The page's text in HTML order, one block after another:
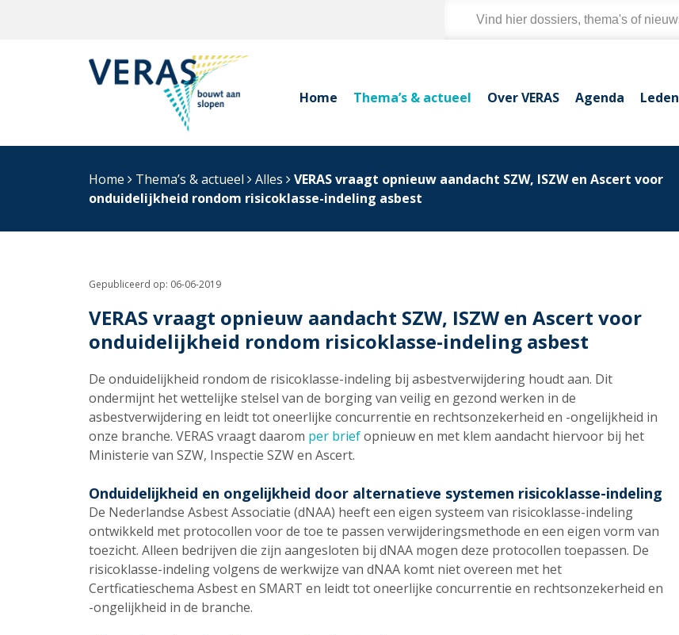
Home Thema’s & actueel Over VERAS Agenda Leden
Home Thema’s & actueel Alles
VERAS vraagt opnieuw aandacht SZW, ISZW en Ascert voor
onduidelijkheid rondom risicoklasse-indeling asbest
Gepubliceerd op: 06-06-2019
VERAS vraagt opnieuw aandacht SZW, ISZW en Ascert voor
onduidelijkheid rondom risicoklasse-indeling asbest
De onduidelijkheid rondom de risicoklasse-indeling bij asbestverwijdering houdt aan. Dit
ondermijnt het wettelijke stelsel van de borging van veilig en gezond werken in de
asbestverwijdering en leidt tot oneerlijke concurrentie en rechtsonzekerheid en -ongelijkheid in
onze branche. VERAS vraagt daarom per briefopnieuw en met klem aandacht hiervoor bij het
Ministerie van SZW, Inspectie SZW en Ascert.
Onduidelijkheid en ongelijkheid door alternatieve systemen risicoklasse-indeling
De Nederlandse Asbest Associatie (dNAA) heeft een eigen systeem van risicoklasse-indeling
ontwikkeld met protocollen voor de toe te passen verwijderingsmethode en een eigen vorm van
toezicht. Alleen bedrijven die zijn aangesloten bij dNAA mogen deze protocollen toepassen. De
risicoklasse-indeling volgens de werkwijze van dNAA komt niet overeen met het
Certficatieschema Asbest en SMART en leidt tot oneerlijke concurrentie en rechtsonzekerheid en
-ongelijkheid in de branche.